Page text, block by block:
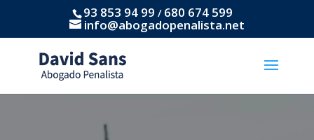
93 853 94 99 / 680 674 599
info@abogadopenalista.net